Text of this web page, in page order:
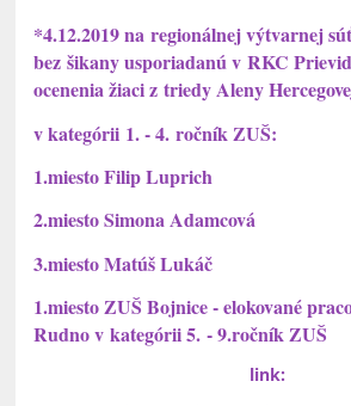
*4.12.2019 na regionálnej výtvarnej
bez šikany usporiadanú v RKC
ocenenia žiaci z triedy Aleny
v kategórii 1. - 4. ročník ZUŠ:
1.miesto Filip Luprich
2.miesto Simona Adamcová
3.miesto Matúš Lukáč
1.miesto ZUŠ Bojnice - elokované
Rudno v kategórii 5. - 9.ročník ZUŠ
link: